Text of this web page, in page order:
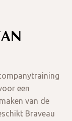
een
van de
Braveau